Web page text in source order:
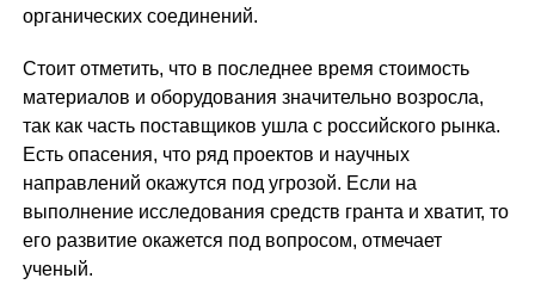
органических соединений.
Стоит отметить, что в последнее время стоимость
материалов и оборудования значительно возросла,
так как часть поставщиков ушла с российского рынка.
Есть опасения, что ряд проектов и научных
направлений окажутся под угрозой. Если на
выполнение исследования средств гранта и хватит, то
его развитие окажется под вопросом, отмечает
ученый.